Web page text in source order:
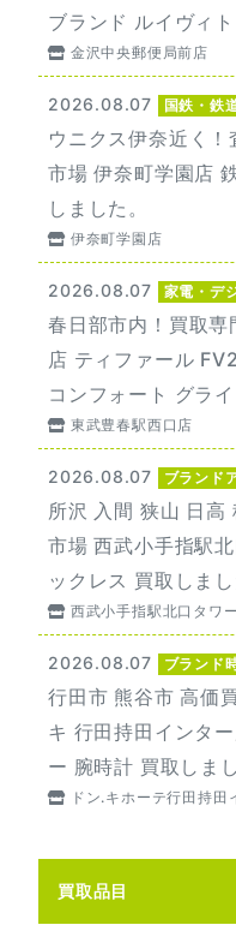
ブランド ルイヴィ
金沢中央郵便局前店
2026.08.07 国鉄・鉄
ウニクス伊奈近く
市場 伊奈町学園店
しました。
伊奈町学園店
2026.08.07 家電・デ
春日部市内！買取
店 ティファール
コンフォート グラ
東武豊春駅西口店
2026.08.07 ブランド
所沢 入間 狭山 日高
市場 西武小手指駅
ックレス 買取しまし
西武小手指駅北口タワ
2026.08.07 ブランド
行田市 熊谷市 高価
キ 行田持田インタ
ー 腕時計 買取しまし
ドン.キホーテ行田持田
買取品目